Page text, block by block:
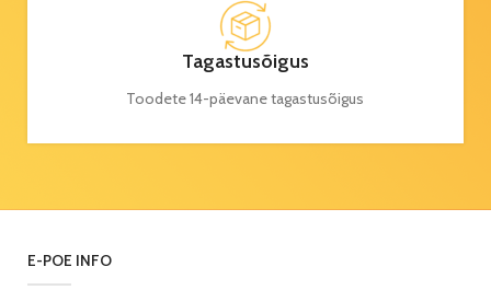
Tagastusõigus
Toodete 14-päevane tagastusõigus
E-POE INFO